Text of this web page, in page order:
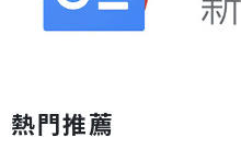
熱門推薦